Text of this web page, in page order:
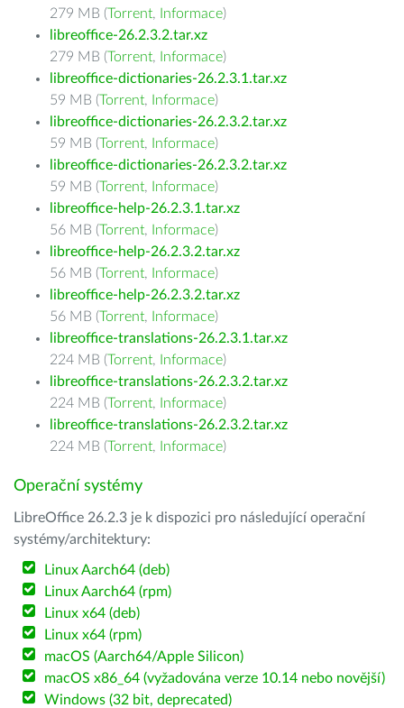
279 MB (Torrent, Informace)
libreoffice-26.2.3.2.tar.xz
279 MB (Torrent, Informace)
libreoffice-dictionaries-26.2.3.1.tar.xz
59 MB (Torrent, Informace)
libreoffice-dictionaries-26.2.3.2.tar.xz
59 MB (Torrent, Informace)
libreoffice-dictionaries-26.2.3.2.tar.xz
59 MB (Torrent, Informace)
libreoffice-help-26.2.3.1.tar.xz
56 MB (Torrent, Informace)
libreoffice-help-26.2.3.2.tar.xz
56 MB (Torrent, Informace)
libreoffice-help-26.2.3.2.tar.xz
56 MB (Torrent, Informace)
libreoffice-translations-26.2.3.1.tar.xz
224 MB (Torrent, Informace)
libreoffice-translations-26.2.3.2.tar.xz
224 MB (Torrent, Informace)
libreoffice-translations-26.2.3.2.tar.xz
224 MB (Torrent, Informace)
Operační systémy
LibreOffice 26.2.3 je k dispozici pro následující operační
systémy/architektury:
Linux Aarch64 (deb)
Linux Aarch64 (rpm)
Linux x64 (deb)
Linux x64 (rpm)
macOS (Aarch64/Apple Silicon)
macOS x86_64 (vyžadována verze 10.14 nebo novější)
Windows (32 bit, deprecated)